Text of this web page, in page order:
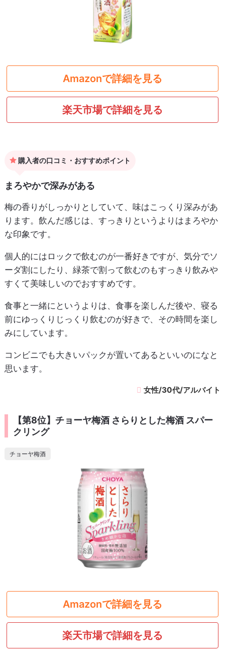
Amazonで詳細を見る
楽天市場で詳細を見る
購入者の口コミ・おすすめポイント
まろやかで深みがある
梅の香りがしっかりとしていて、味はこっくり深みがあ
ります。飲んだ感じは、すっきりというよりはまろやか
な印象です。
個人的にはロックで飲むのが一番好きですが、気分でソ
ーダ割にしたり、緑茶で割って飲むのもすっきり飲みや
すくて美味しいのでおすすめです。
食事と一緒にというよりは、食事を楽しんだ後や、寝る
前にゆっくりじっくり飲むのが好きで、その時間を楽し
みにしています。
コンビニでも大きいパックが置いてあるといいのになと
思います。
女性/30代/アルバイト
【第8位】チョーヤ梅酒 さらりとした梅酒 スパー
クリング
チョーヤ梅酒
Amazonで詳細を見る
楽天市場で詳細を見る